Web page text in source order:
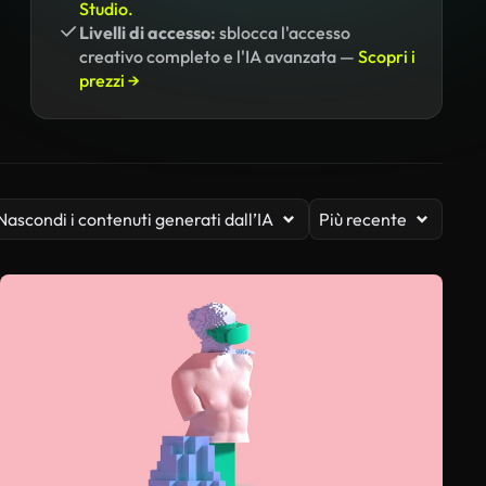
Studio.
Livelli di accesso: sblocca l'accesso
creativo completo e l'IA avanzata — Scopri i
prezzi →
i contenuti generati dall’IA Più recente